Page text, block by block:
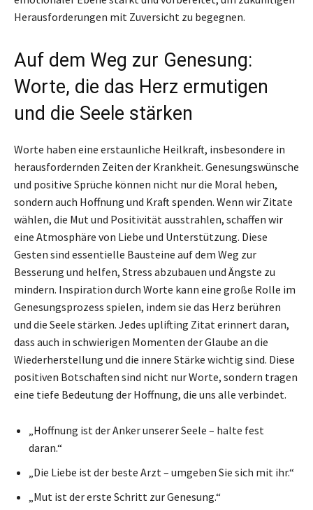
Herausforderungen mit Zuversicht zu begegnen.
Auf dem Weg zur Genesung:
Worte, die das Herz ermutigen
und die Seele stärken
Worte haben eine erstaunliche Heilkraft, insbesondere in
herausfordernden Zeiten der Krankheit. Genesungswünsche
und positive Sprüche können nicht nur die Moral heben,
sondern auch Hoffnung und Kraft spenden. Wenn wir Zitate
wählen, die Mut und Positivität ausstrahlen, schaffen wir
eine Atmosphäre von Liebe und Unterstützung. Diese
Gesten sind essentielle Bausteine auf dem Weg zur
Besserung und helfen, Stress abzubauen und Ängste zu
mindern. Inspiration durch Worte kann eine große Rolle im
Genesungsprozess spielen, indem sie das Herz berühren
und die Seele stärken. Jedes uplifting Zitat erinnert daran,
dass auch in schwierigen Momenten der Glaube an die
Wiederherstellung und die innere Stärke wichtig sind. Diese
positiven Botschaften sind nicht nur Worte, sondern tragen
eine tiefe Bedeutung der Hoffnung, die uns alle verbindet.
„Hoffnung ist der Anker unserer Seele – halte fest
daran.“
„Die Liebe ist der beste Arzt – umgeben Sie sich mit ihr.“
„Mut ist der erste Schritt zur Genesung.“